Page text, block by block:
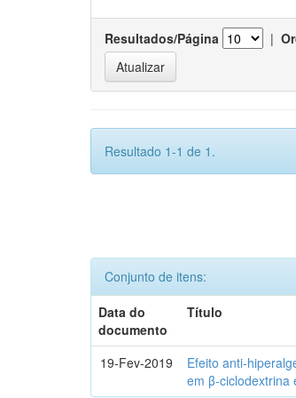
Resultados/Página |
Resultado 1-1 de 1.
Conjunto de itens:
Data do
documento
Título
19-Fev-2019
Efeito anti-
em β-ciclodextrina